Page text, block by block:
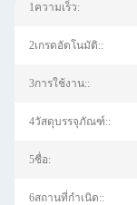
1ความเร็ว:
2เกรดอัตโนมัติ::
3การใช้งาน::
4วัสดุบรรจุภัณฑ์::
5ชื่อ:
6สถานที่กําเนิด::